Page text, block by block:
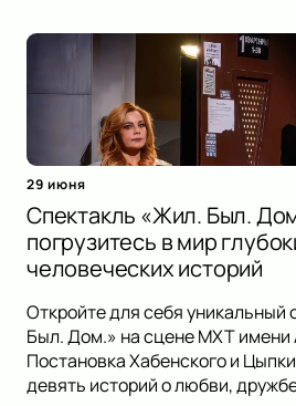
29 июня
Спектакль «Жил. Был.
погрузитесь в мир
человеческих историй
Откройте для себя уникальный
Был. Дом.» на сцене МХТ имени
Постановка Хабенского и
девять историй о любви,